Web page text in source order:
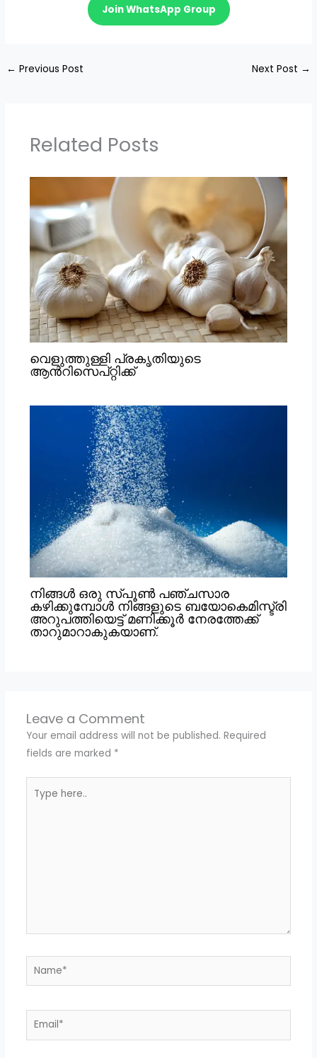
Join WhatsApp Group
← Previous Post Next Post →
Related Posts
വെളുത്തുള്ളി പ്രകൃതിയുടെ
ആൻറിസെപ്റ്റിക്ക്
നിങ്ങൾ ഒരു സ്പൂൺ പഞ്ചസാര
കഴിക്കുമ്പോൾ നിങ്ങളുടെ ബയോകെമിസ്ട്രി
അറുപത്തിയെട്ട് മണിക്കൂർ നേരത്തേക്ക്
താറുമാറാകുകയാണ്.
Leave a Comment
Your email address will not be published. Required
fields are marked *
here..
Name*
Email*